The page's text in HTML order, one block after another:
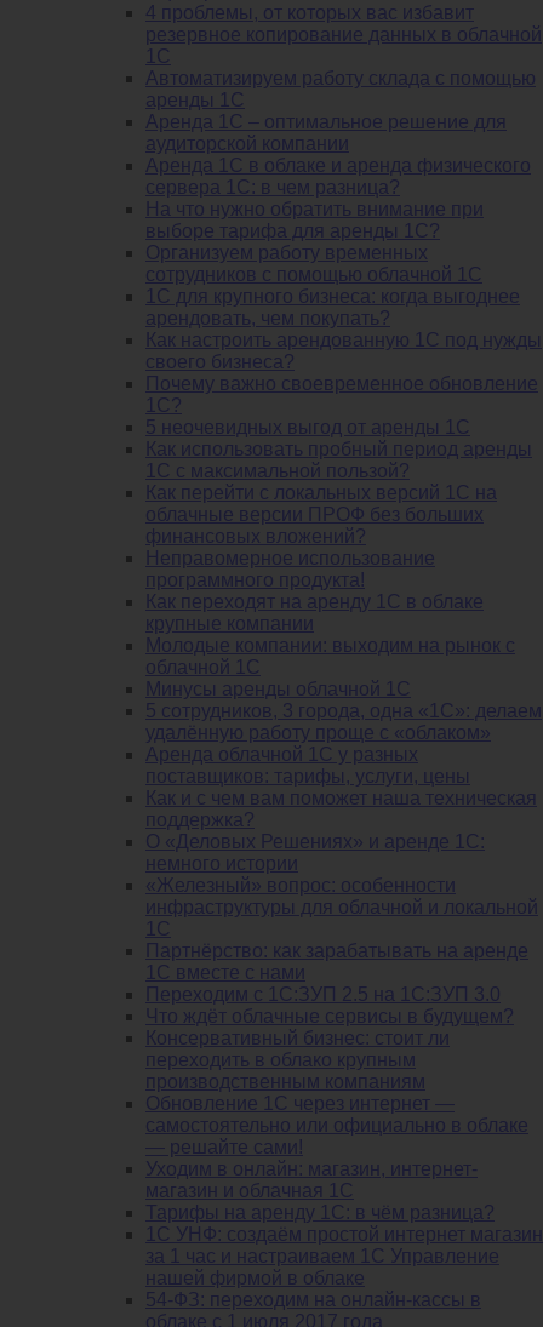
4 проблемы, от которых вас избавит
резервное копирование данных в облачной
1С
Автоматизируем работу склада с помощью
аренды 1С
Аренда 1С – оптимальное решение для
аудиторской компании
Аренда 1С в облаке и аренда физического
сервера 1С: в чем разница?
На что нужно обратить внимание при
выборе тарифа для аренды 1С?
Организуем работу временных
сотрудников с помощью облачной 1С
1С для крупного бизнеса: когда выгоднее
арендовать, чем покупать?
Как настроить арендованную 1С под нужды
своего бизнеса?
Почему важно своевременное обновление
1С?
5 неочевидных выгод от аренды 1С
Как использовать пробный период аренды
1С с максимальной пользой?
Как перейти с локальных версий 1С на
облачные версии ПРОФ без больших
финансовых вложений?
Неправомерное использование
программного продукта!
Как переходят на аренду 1С в облаке
крупные компании
Молодые компании: выходим на рынок с
облачной 1С
Минусы аренды облачной 1С
5 сотрудников, 3 города, одна «1С»: делаем
удалённую работу проще с «облаком»
Аренда облачной 1С у разных
поставщиков: тарифы, услуги, цены
Как и с чем вам поможет наша техническая
поддержка?
О «Деловых Решениях» и аренде 1С:
немного истории
«Железный» вопрос: особенности
инфраструктуры для облачной и локальной
1С
Партнёрство: как зарабатывать на аренде
1С вместе с нами
Переходим с 1С:ЗУП 2.5 на 1С:ЗУП 3.0
Что ждёт облачные сервисы в будущем?
Консервативный бизнес: стоит ли
переходить в облако крупным
производственным компаниям
Обновление 1С через интернет —
самостоятельно или официально в облаке
— решайте сами!
Уходим в онлайн: магазин, интернет-
магазин и облачная 1С
Тарифы на аренду 1С: в чём разница?
1С УНФ: создаём простой интернет магазин
за 1 час и настраиваем 1С Управление
нашей фирмой в облаке
54-ФЗ: переходим на онлайн-кассы в
облаке с 1 июля 2017 года